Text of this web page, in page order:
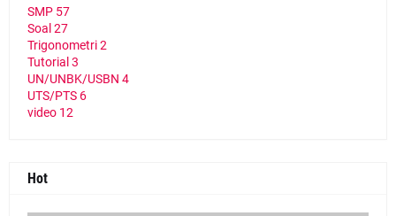
SMP 57
Soal 27
Trigonometri2
Tutorial 3
UN/UNBK/USBN 4
UTS/PTS 6
video 12
Hot